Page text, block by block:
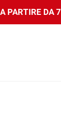
PARTIRE DA